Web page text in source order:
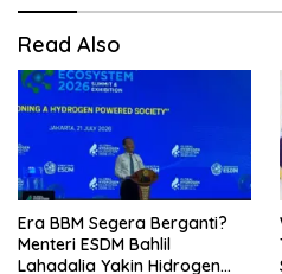
Read Also
Era BBM Segera Berganti?
Menteri ESDM Bahlil
Lahadalia Yakin Hidrogen